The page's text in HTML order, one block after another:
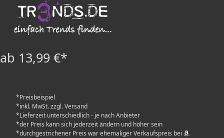
ab 13,99 €*
*Preisbeispiel
*inkl. MwSt. zzgl. Versand
*Lieferzeit unterschiedlich - je nach Anbieter
*der Preis kann sich jederzeit ändern und höher sein
*durchgestrichener Preis war ehemaliger Verkaufspreis bei